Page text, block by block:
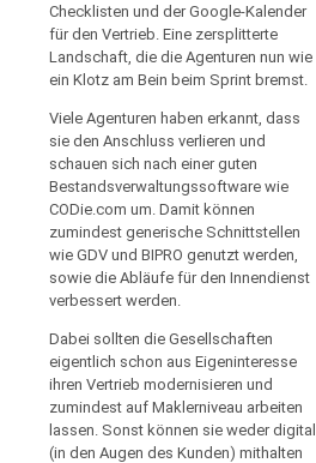
Checklisten und der Google-Kalender
für den Vertrieb. Eine zersplitterte
Landschaft, die die Agenturen nun wie
ein Klotz am Bein beim Sprint bremst.
Viele Agenturen haben erkannt, dass
sie den Anschluss verlieren und
schauen sich nach einer guten
Bestandsverwaltungssoftware wie
CODie.com um. Damit können
zumindest generische Schnittstellen
wie GDV und BIPRO genutzt werden,
sowie die Abläufe für den Innendienst
verbessert werden.
Dabei sollten die Gesellschaften
eigentlich schon aus Eigeninteresse
ihren Vertrieb modernisieren und
zumindest auf Maklerniveau arbeiten
lassen. Sonst können sie weder digital
(in den Augen des Kunden) mithalten